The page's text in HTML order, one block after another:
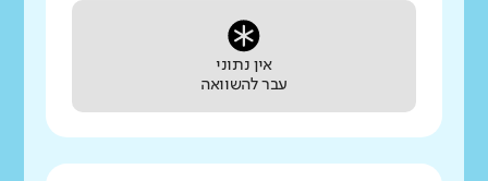
אין נתוני
עבר להשוואה